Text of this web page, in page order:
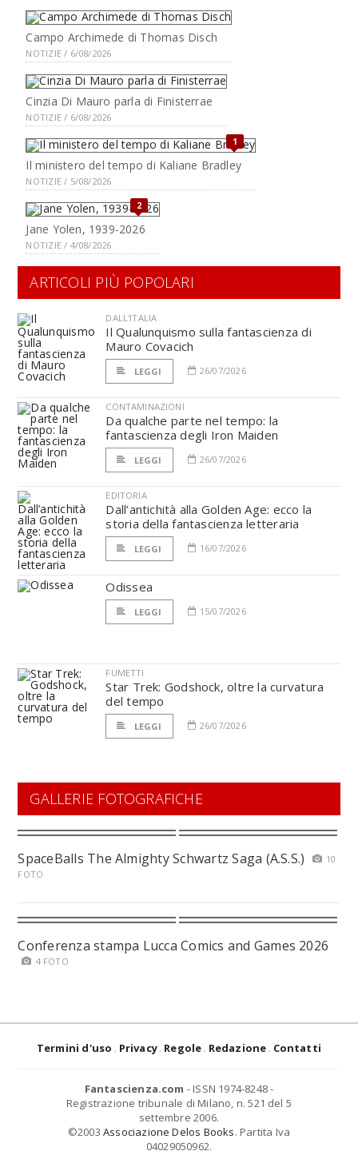
Campo Archimede di Thomas Disch
NOTIZIE / 6/08/2026
Cinzia Di Mauro parla di Finisterrae
NOTIZIE / 6/08/2026
1
Il ministero del tempo di Kaliane Bradley
NOTIZIE / 5/08/2026
2
Jane Yolen, 1939-2026
NOTIZIE / 4/08/2026
ARTICOLI PIÙ POPOLARI
DALL'ITALIA
Il Qualunquismo sulla fantascienza di
Mauro Covacich
LEGGI 26/07/2026
CONTAMINAZIONI
Da qualche parte nel tempo: la
fantascienza degli Iron Maiden
LEGGI 26/07/2026
EDITORIA
Dall’antichità alla Golden Age: ecco la
storia della fantascienza letteraria
LEGGI 16/07/2026
Odissea
LEGGI 15/07/2026
FUMETTI
Star Trek: Godshock, oltre la curvatura
del tempo
LEGGI 26/07/2026
GALLERIE FOTOGRAFICHE
SpaceBalls The Almighty Schwartz Saga (A.S.S.)
10
FOTO
Conferenza stampa Lucca Comics and Games 2026
4 FOTO
Termini d'uso Privacy Regole Redazione Contatti
Fantascienza.com - ISSN 1974-8248 -
Registrazione tribunale di Milano, n. 521 del 5
settembre 2006.
©2003 Associazione Delos Books. Partita Iva
04029050962.